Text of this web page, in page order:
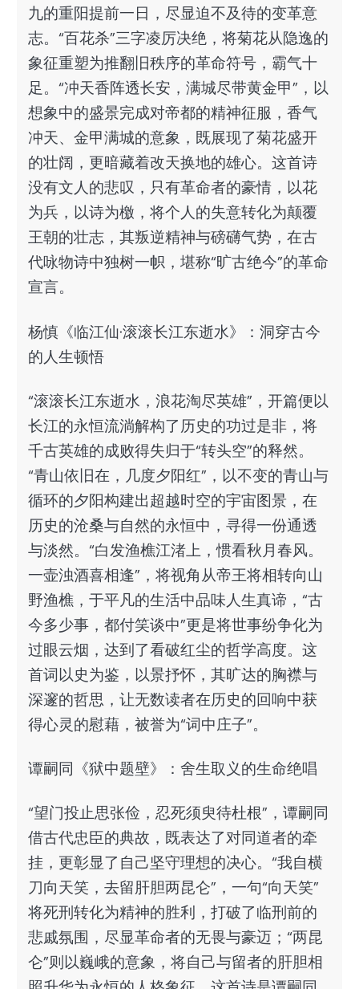
九的重阳提前一日，尽显迫不及待的变革意
志。“百花杀”三字凌厉决绝，将菊花从隐逸的
象征重塑为推翻旧秩序的革命符号，霸气十
足。“冲天香阵透长安，满城尽带黄金甲”，以
想象中的盛景完成对帝都的精神征服，香气
冲天、金甲满城的意象，既展现了菊花盛开
的壮阔，更暗藏着改天换地的雄心。这首诗
没有文人的悲叹，只有革命者的豪情，以花
为兵，以诗为檄，将个人的失意转化为颠覆
王朝的壮志，其叛逆精神与磅礴气势，在古
代咏物诗中独树一帜，堪称“旷古绝今”的革命
宣言。
杨慎《临江仙·滚滚长江东逝水》：洞穿古今
的人生顿悟
“滚滚长江东逝水，浪花淘尽英雄”，开篇便以
长江的永恒流淌解构了历史的功过是非，将
千古英雄的成败得失归于“转头空”的释然。
“青山依旧在，几度夕阳红”，以不变的青山与
循环的夕阳构建出超越时空的宇宙图景，在
历史的沧桑与自然的永恒中，寻得一份通透
与淡然。“白发渔樵江渚上，惯看秋月春风。
一壶浊酒喜相逢”，将视角从帝王将相转向山
野渔樵，于平凡的生活中品味人生真谛，“古
今多少事，都付笑谈中”更是将世事纷争化为
过眼云烟，达到了看破红尘的哲学高度。这
首词以史为鉴，以景抒怀，其旷达的胸襟与
深邃的哲思，让无数读者在历史的回响中获
得心灵的慰藉，被誉为“词中庄子”。
谭嗣同《狱中题壁》：舍生取义的生命绝唱
“望门投止思张俭，忍死须臾待杜根”，谭嗣同
借古代忠臣的典故，既表达了对同道者的牵
挂，更彰显了自己坚守理想的决心。“我自横
刀向天笑，去留肝胆两昆仑”，一句“向天笑”
将死刑转化为精神的胜利，打破了临刑前的
悲戚氛围，尽显革命者的无畏与豪迈；“两昆
仑”则以巍峨的意象，将自己与留者的肝胆相